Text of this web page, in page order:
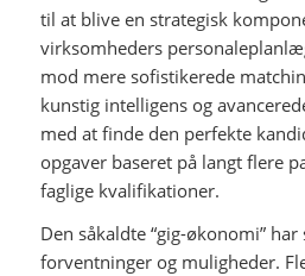
til at blive en strategisk
virksomheders
mod mere sofistikerede
kunstig intelligens og
med at finde den perfekte
opgaver baseret på langt flere
faglige kvalifikationer.
Den såkaldte “gig-økonomi” har
forventninger og muligheder.